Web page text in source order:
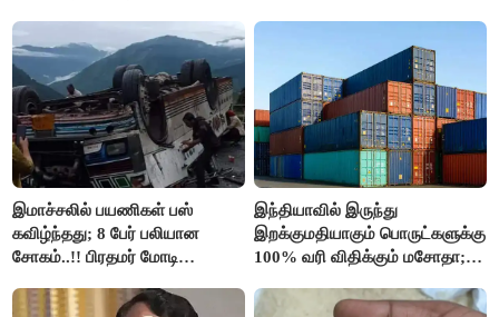
இமாச்சலில் பயணிகள் பஸ்
கவிழ்ந்தது; 8 பேர் பலியான
சோகம்..!! பிரதமர் மோடி
இந்தியாவில் இருந்து
இறக்குமதியாகும் பொருட்களுக்கு
100% வரி விதிக்கும் மசோதா;